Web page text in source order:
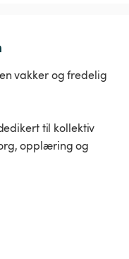
vakker og fredelig
til kollektiv
opplæring og